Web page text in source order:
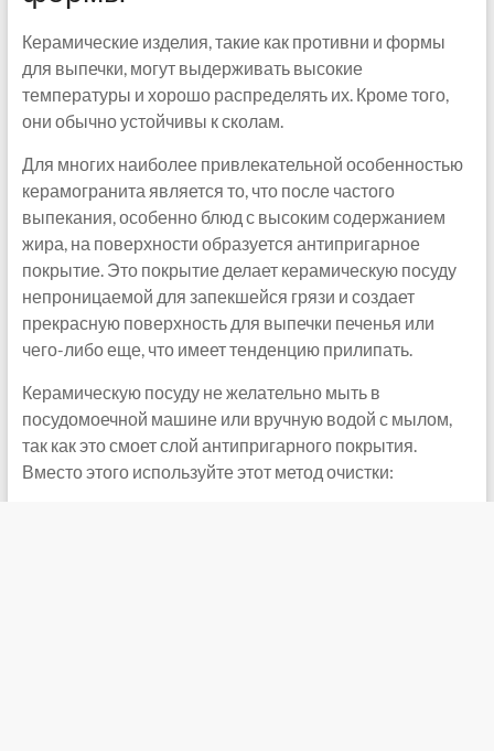
Керамические изделия, такие как противни и формы
для выпечки, могут выдерживать высокие
температуры и хорошо распределять их. Кроме того,
они обычно устойчивы к сколам.
Для многих наиболее привлекательной особенностью
керамогранита является то, что после частого
выпекания, особенно блюд с высоким содержанием
жира, на поверхности образуется антипригарное
покрытие. Это покрытие делает керамическую посуду
непроницаемой для запекшейся грязи и создает
прекрасную поверхность для выпечки печенья или
чего-либо еще, что имеет тенденцию прилипать.
Керамическую посуду не желательно мыть в
посудомоечной машине или вручную водой с мылом,
так как это смоет слой антипригарного покрытия.
Вместо этого используйте этот метод очистки: